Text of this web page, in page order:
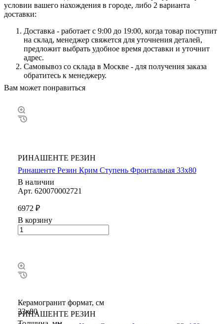
условии вашего нахождения в городе, либо 2 варианта
доставки:
Доставка - работает с 9:00 до 19:00, когда товар поступит
на склад, менеджер свяжется для уточнения деталей,
предложит выбрать удобное время доставки и уточнит
адрес.
Самовывоз со склада в Москве - для получения заказа
обратитесь к менеджеру.
Вам может понравиться
Керамогранит формат, см
33х80
РИНАШЕНТЕ РЕЗИН
Ринашенте Резин Крим Ступень Фронтальная 33х80
В наличии
Арт. 620070002721
6972 ₽
В корзину
РИНАШЕНТЕ РЕЗИН